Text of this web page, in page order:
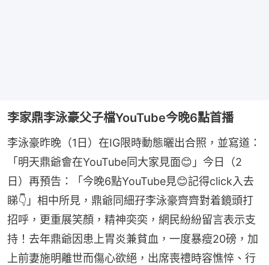
李家鼎李泳豪父子檔YouTube今晚6點首播
李泳豪昨晚（1日）在IG限時動態曬出合照，並寫道：
「明天鼎爺會在YouTube同大家見面😊」今日（2
日）再預告：「今晚6點YouTube見😊記得click入去
睇👇」相中所見，鼎爺同細孖李泳豪齊齊對着鏡頭打
招呼，更重展笑顏，精神奕奕，網民紛紛留言表示支
持！去年鼎爺因患上胃炎兼貧血，一度暴瘦20磅，加
上前妻施明離世而傷心欲絕，出席喪禮時容憔悴、行